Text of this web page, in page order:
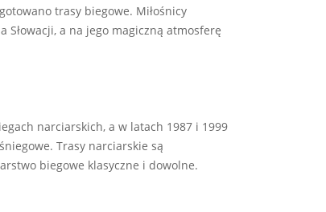
trasy biegowe. Miłośnicy
a na jego magiczną atmosferę
narciarskich, a w latach 1987 i 1999
Trasy narciarskie są
biegowe klasyczne i dowolne.